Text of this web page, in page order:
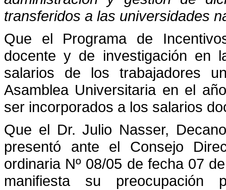
transferidos a las universidades
Que el Programa de
docente y de investigación en
salarios de los trabajadores
Asamblea Universitaria en el
ser incorporados a los salarios
Que el Dr. Julio Nasser,
presentó ante el Consejo
ordinaria Nº 08/05 de fecha 07
manifiesta su